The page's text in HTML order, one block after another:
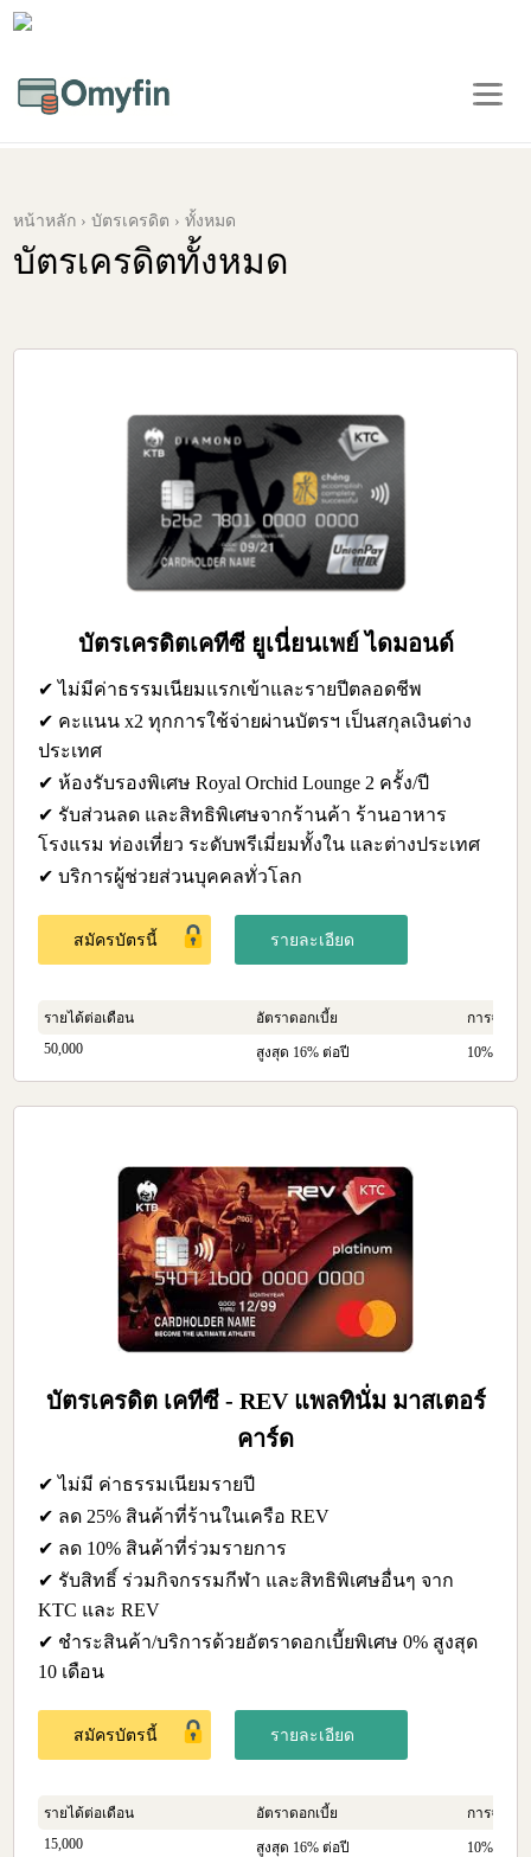
หน้าหลัก › บัตรเครดิต › ทั้งหมด
บัตรเครดิตทั้งหมด
บัตรเครดิตเคทีซี ยูเนี่ยนเพย์ ไดมอนด์
✔ ไม่มีค่าธรรมเนียมแรกเข้าและรายปีตลอดชีพ
✔ คะแนน x2 ทุกการใช้จ่ายผ่านบัตรฯ เป็นสกุลเงินต่าง
ประเทศ
✔ ห้องรับรองพิเศษ Royal Orchid Lounge 2 ครั้ง/ปี
✔ รับส่วนลด และสิทธิพิเศษจากร้านค้า ร้านอาหาร
โรงแรม ท่องเที่ยว ระดับพรีเมี่ยมทั้งใน และต่างประเทศ
✔ บริการผู้ช่วยส่วนบุคคลทั่วโลก
สมัครบัตรนี้ รายละเอียด
รายได้ต่อเดือน อัตราดอกเบี้ย
การจ่าย
50,000
สูงสุด 16% ต่อปี 10% ของ
บัตรเครดิต เคทีซี - REV แพลทินั่ม มาสเตอร์
คาร์ด
✔ ไม่มี ค่าธรรมเนียมรายปี
✔ ลด 25% สินค้าที่ร้านในเครือ REV
✔ ลด 10% สินค้าที่ร่วมรายการ
✔ รับสิทธิ์ ร่วมกิจกรรมกีฬา และสิทธิพิเศษอื่นๆ จาก
KTC และ REV
✔ ชำระสินค้า/บริการด้วยอัตราดอกเบี้ยพิเศษ 0% สูงสุด
10 เดือน
สมัครบัตรนี้ รายละเอียด
รายได้ต่อเดือน อัตราดอกเบี้ย
การจ่าย
15,000
สูงสุด 16% ต่อปี 10% ของ